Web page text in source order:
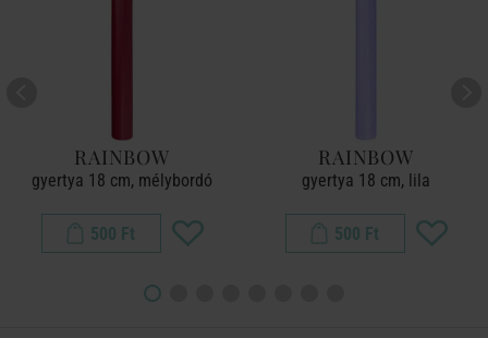
RAINBOW
gyertya 18 cm, mélybordó
500 Ft
RAINBOW
gyertya 18 cm, lila
500 Ft